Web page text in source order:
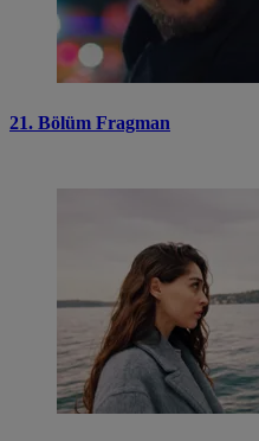
21. Bölüm Fragman